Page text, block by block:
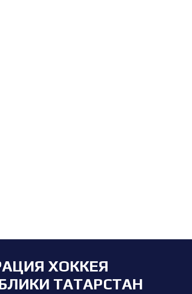
ХОККЕЯ
ТАТАРСТАН